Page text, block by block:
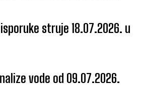
struje 18.07.2026. u
vode od 09.07.2026.